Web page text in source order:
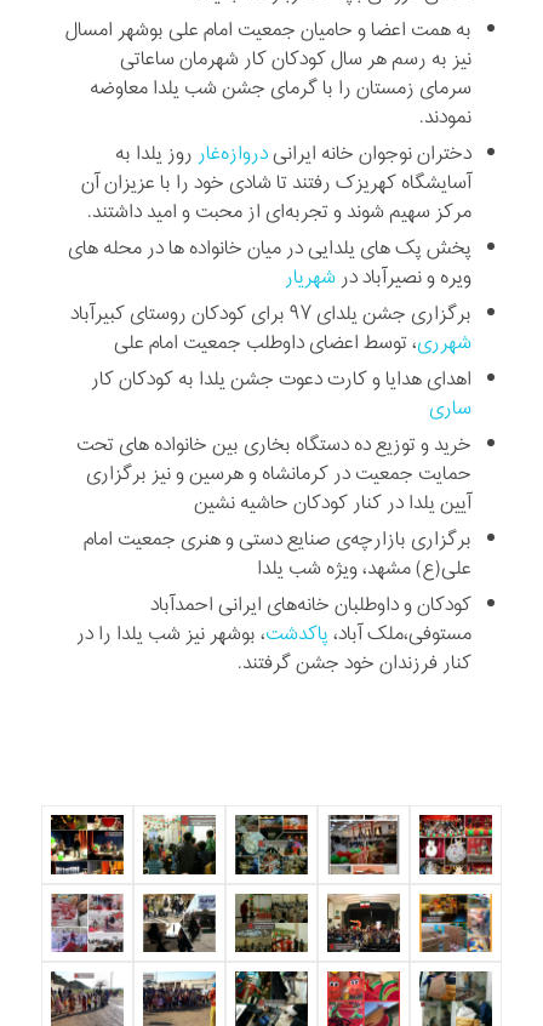
به همت اعضا و حامیان جمعیت امام علی بوشهر ‎امسال
نیز به رسم هر سال کودکان کار شهرمان ساعاتی
سرمای زمستان را با گرمای جشن شب یلدا معاوضه
نمودند.
دختران نوجوان خانه ایرانیدروازه‌غارروز یلدا به
آسایشگاه کهریزک رفتند تا شادی خود را با عزیزان آن
مرکز سهیم شوند و تجربه‌ای از محبت و امید داشتند.
پخش پک های یلدایی در میان خانواده ها در محله های
ویره و نصیرآباد درشهریار
برگزاری جشن یلدای ۹۷ برای کودکان روستای کبیرآباد
شهرری، توسط اعضای داوطلب جمعیت امام علی
اهدای هدایا و کارت دعوت جشن یلدا به کودکان کار
ساری
خرید و توزیع ده دستگاه بخاری بین خانواده های تحت
حمایت جمعیت در کرمانشاه و هرسین و نیز برگزاری
آیین یلدا در کنار کودکان حاشیه نشین
برگزاری بازارچه‌ی صنایع دستی و هنری جمعیت امام
علی(ع) مشهد، ویژه شب یلدا
کودکان و داوطلبان خانه‌های ایرانی احمدآباد
مستوفی،ملک آباد،پاکدشت، بوشهر نیز شب یلدا را در
کنار فرزندان خود جشن گرفتند.